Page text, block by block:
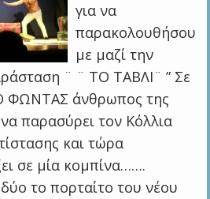
για να
παρακολουθήσου
με μαζί την
¨ ¨ ΤΟ ΤΑΒΛΙ¨ ” Σε
ΦΩΝΤΑΣ άνθρωπος της
παρασύρει τον Κόλλια
και τώρα
σε μία κομπίνα…….
το πορταίτο του νέου